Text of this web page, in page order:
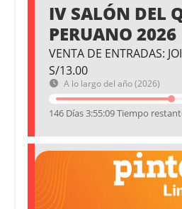
IV SALÓN DEL
PERUANO 2026
VENTA DE ENTRADAS:
S/13.00
A lo largo del año (2026)
146 Días 3:55:09 Tiempo